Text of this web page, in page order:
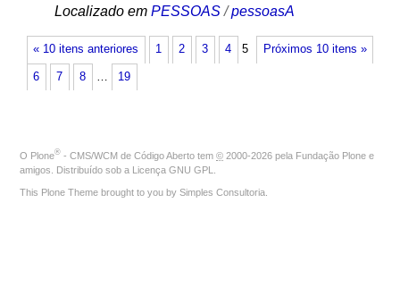
Localizado em PESSOAS /pessoasA
« 10 itens anteriores Próximos 10 itens »
1 2 3 4 5
6 7 8 … 19
O Plone® - CMS/WCM de Código Aberto tem © 2000-2026 pela Fundação Plone e
amigos. Distribuído sob a Licença GNU GPL
This Plone Theme brought to you by Simples Consultoria